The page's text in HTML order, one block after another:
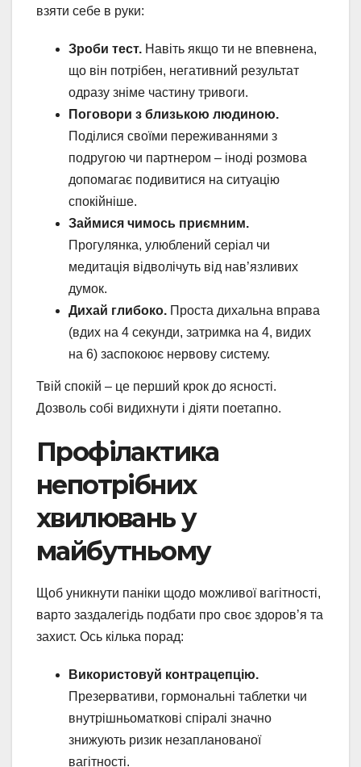
взяти себе в руки:
Зроби тест. Навіть якщо ти не впевнена,
що він потрібен, негативний результат
одразу зніме частину тривоги.
Поговори з близькою людиною.
Поділися своїми переживаннями з
подругою чи партнером – іноді розмова
допомагає подивитися на ситуацію
спокійніше.
Займися чимось приємним.
Прогулянка, улюблений серіал чи
медитація відволічуть від нав’язливих
думок.
Дихай глибоко. Проста дихальна вправа
(вдих на 4 секунди, затримка на 4, видих
на 6) заспокоює нервову систему.
Твій спокій – це перший крок до ясності.
Дозволь собі видихнути і діяти поетапно.
Профілактика
непотрібних
хвилювань у
майбутньому
Щоб уникнути паніки щодо можливої вагітності,
варто заздалегідь подбати про своє здоров’я та
захист. Ось кілька порад:
Використовуй контрацепцію.
Презервативи, гормональні таблетки чи
внутрішньоматкові спіралі значно
знижують ризик незапланованої
вагітності.